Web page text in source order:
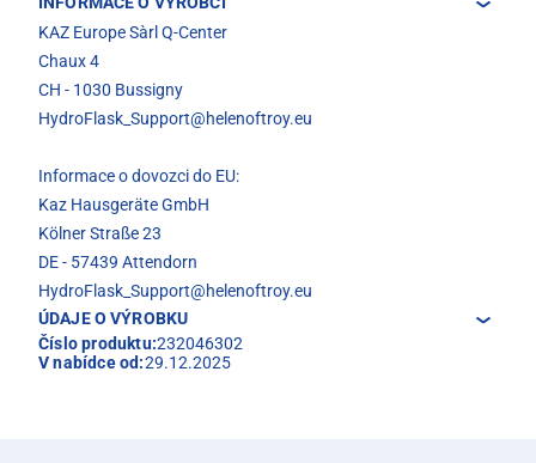
KAZ Europe Sàrl Q-Center
Chaux 4
CH - 1030 Bussigny
HydroFlask_Support@helenoftroy.eu
Informace o dovozci do EU:
Kaz Hausgeräte GmbH
Kölner Straße 23
DE - 57439 Attendorn
HydroFlask_Support@helenoftroy.eu
ÚDAJE O VÝROBKU
Číslo produktu:232046302
V nabídce od:29.12.2025